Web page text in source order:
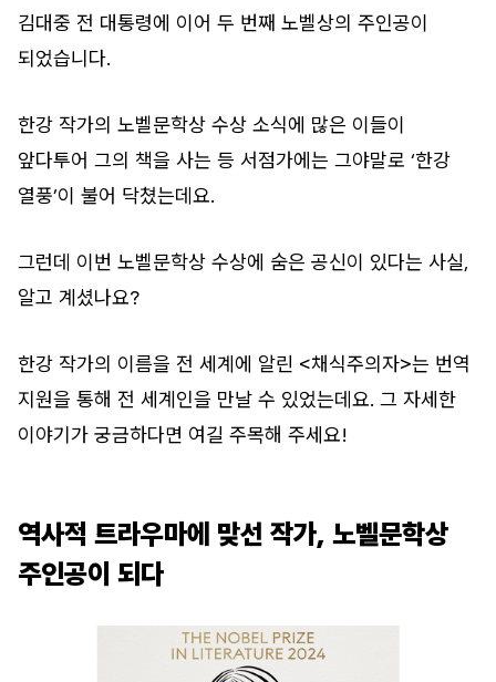
김대중 전 대통령에 이어 두 번째 노벨상의 주인공이
되었습니다.
한강 작가의 노벨문학상 수상 소식에 많은 이들이
앞다투어 그의 책을 사는 등 서점가에는 그야말로 ‘한강
열풍’이 불어 닥쳤는데요.
그런데 이번 노벨문학상 수상에 숨은 공신이 있다는 사실,
알고 계셨나요?
한강 작가의 이름을 전 세계에 알린 <채식주의자>는 번역
지원을 통해 전 세계인을 만날 수 있었는데요. 그 자세한
이야기가 궁금하다면 여길 주목해 주세요!
역사적 트라우마에 맞선 작가, 노벨문학상
주인공이 되다